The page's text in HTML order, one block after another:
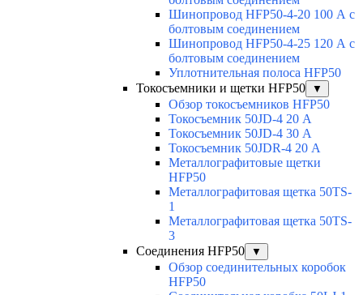
Шинопровод HFP50-4-20 100 А с
болтовым соединением
Шинопровод HFP50-4-25 120 А с
болтовым соединением
Уплотнительная полоса HFP50
Токосъемники и щетки HFP50
▼
Обзор токосъемников HFP50
Токосъемник 50JD-4 20 А
Токосъемник 50JD-4 30 А
Токосъемник 50JDR-4 20 А
Металлографитовые щетки
HFP50
Металлографитовая щетка 50TS-
1
Металлографитовая щетка 50TS-
3
Соединения HFP50
▼
Обзор соединительных коробок
HFP50